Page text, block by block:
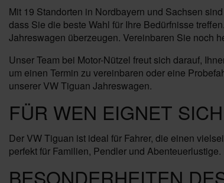
Mit 19 Standorten in Nordbayern und Sachsen
dass Sie die beste Wahl für Ihre Bedürfnisse
Jahreswagen überzeugen. Vereinbaren Sie noch
Unser Team bei Motor-Nützel freut sich darauf,
um einen Termin zu vereinbaren oder eine
unserer VW Tiguan Jahreswagen.
FÜR WEN EIGNET
Der VW Tiguan ist ideal für Fahrer, die einen
perfekt für Familien, Pendler und
BESONDERHEITEN